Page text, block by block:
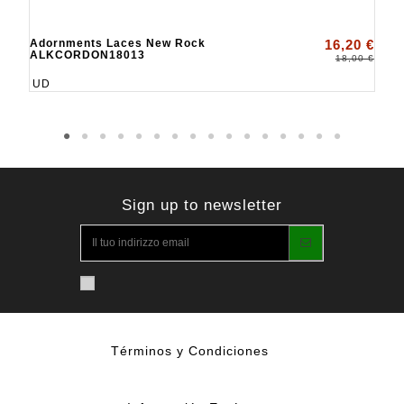
Adornments Laces New Rock
ALKCORDON18013
16,20 €
18,00 €
UD
Sign up to newsletter
Términos y Condiciones